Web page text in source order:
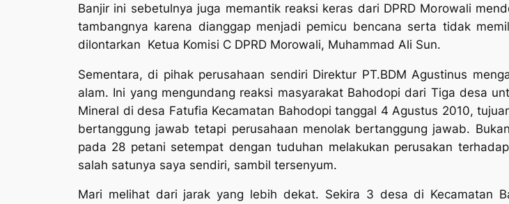
Banjir ini sebetulnya juga memantik reaksi keras dari DPRD Morowali
tambangnya karena dianggap menjadi pemicu bencana serta tidak
dilontarkan Ketua Komisi C DPRD Morowali, Muhammad Ali Sun.
Sementara, di pihak perusahaan sendiri Direktur PT.BDM Agustinus
alam. Ini yang mengundang reaksi masyarakat Bahodopi dari Tiga desa
Mineral di desa Fatufia Kecamatan Bahodopi tanggal 4 Agustus 2010,
bertanggung jawab tetapi perusahaan menolak bertanggung jawab.
pada 28 petani setempat dengan tuduhan melakukan perusakan
salah satunya saya sendiri, sambil tersenyum.
Mari melihat dari jarak yang lebih dekat. Sekira 3 desa di Kecamatan